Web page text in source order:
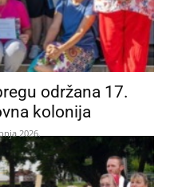
održana 17.
kolonija
2026.